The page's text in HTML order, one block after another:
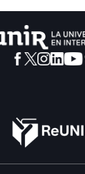
viabilidad